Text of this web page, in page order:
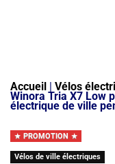
Accueil | Vélos
Winora Tria X7 Low
électrique de ville
PROMOTION
Vélos de ville électriques